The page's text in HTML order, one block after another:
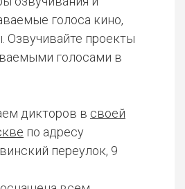
голоса кино,
Озвучивайте проекты
голосами в
дикторов в своей
по адресу
переулок, 9